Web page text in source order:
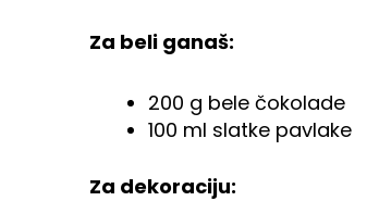
Za beli ganaš:
200 g bele čokolade
100 ml slatke pavlake
Za dekoraciju: